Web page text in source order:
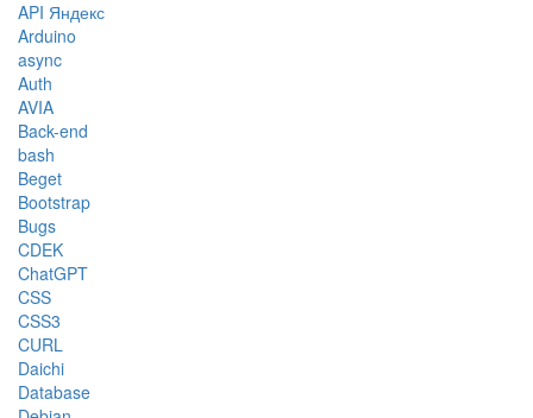
API Яндекс
Arduino
async
Auth
AVIA
Back-end
bash
Beget
Bootstrap
Bugs
CDEK
ChatGPT
CSS
CSS3
CURL
Daichi
Database